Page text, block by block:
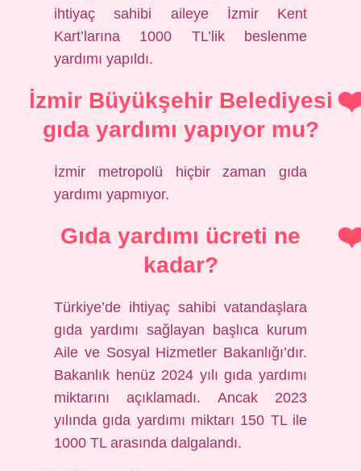
ihtiyaç sahibi aileye İzmir Kent
Kart’larına 1000 TL’lik beslenme
yardımı yapıldı.
İzmir Büyükşehir Belediyesi
gıda yardımı yapıyor mu?
İzmir metropolü hiçbir zaman gıda
yardımı yapmıyor.
Gıda yardımı ücreti ne
kadar?
Türkiye’de ihtiyaç sahibi vatandaşlara
gıda yardımı sağlayan başlıca kurum
Aile ve Sosyal Hizmetler Bakanlığı’dır.
Bakanlık henüz 2024 yılı gıda yardımı
miktarını açıklamadı. Ancak 2023
yılında gıda yardımı miktarı 150 TL ile
1000 TL arasında dalgalandı.